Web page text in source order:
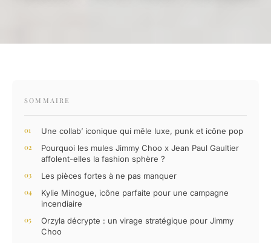
SOMMAIRE
Une collab’ iconique qui mêle luxe, punk et icône pop
Pourquoi les mules Jimmy Choo x Jean Paul Gaultier
affolent-elles la fashion sphère ?
Les pièces fortes à ne pas manquer
Kylie Minogue, icône parfaite pour une campagne
incendiaire
Orzyla décrypte : un virage stratégique pour Jimmy
Choo